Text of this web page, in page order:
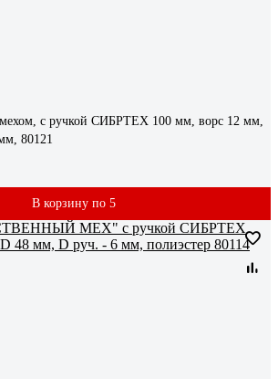
с ручкой СИБРТЕХ 100 мм, ворс 12 мм,
80121
В корзину по 5